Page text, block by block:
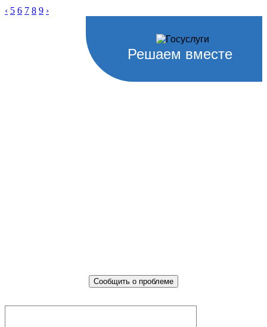
‹ 5 6 7 8 9 ›
Решаем вместе
Сообщить о проблеме